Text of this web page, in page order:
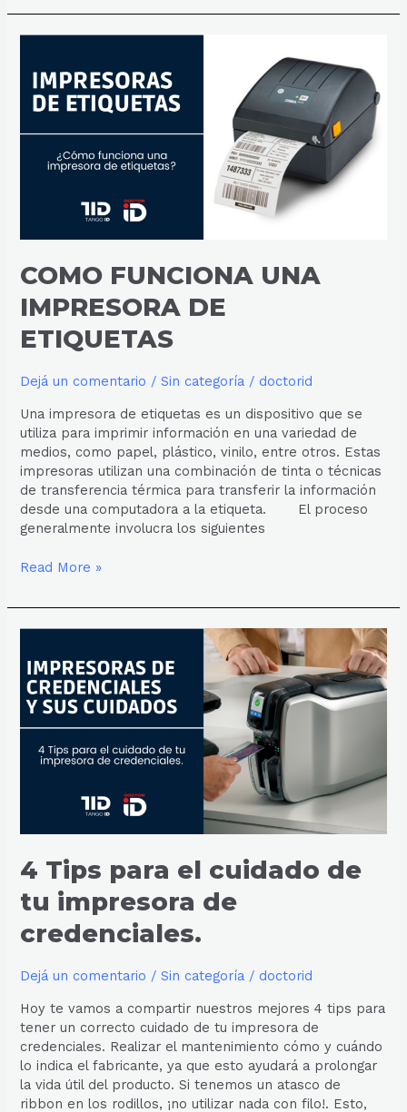
COMO FUNCIONA UNA
IMPRESORA DE
ETIQUETAS
Dejá un comentario /Sin categoría / doctorid
Una impresora de etiquetas es un dispositivo que se
utiliza para imprimir información en una variedad de
medios, como papel, plástico, vinilo, entre otros. Estas
impresoras utilizan una combinación de tinta o técnicas
de transferencia térmica para transferir la información
desde una computadora a la etiqueta. El proceso
generalmente involucra los siguientes
UNA
IMPRESORA
ETIQUETAS
Read More »
4 Tips para el cuidado de
tu impresora de
credenciales.
Dejá un comentario /Sin categoría / doctorid
Hoy te vamos a compartir nuestros mejores 4 tips para
tener un correcto cuidado de tu impresora de
credenciales. Realizar el mantenimiento cómo y cuándo
lo indica el fabricante, ya que esto ayudará a prolongar
la vida útil del producto. Si tenemos un atasco de
ribbon en los rodillos, ¡no utilizar nada con filo!. Esto,
para
el
cuidado
de
impresora
credenciales.